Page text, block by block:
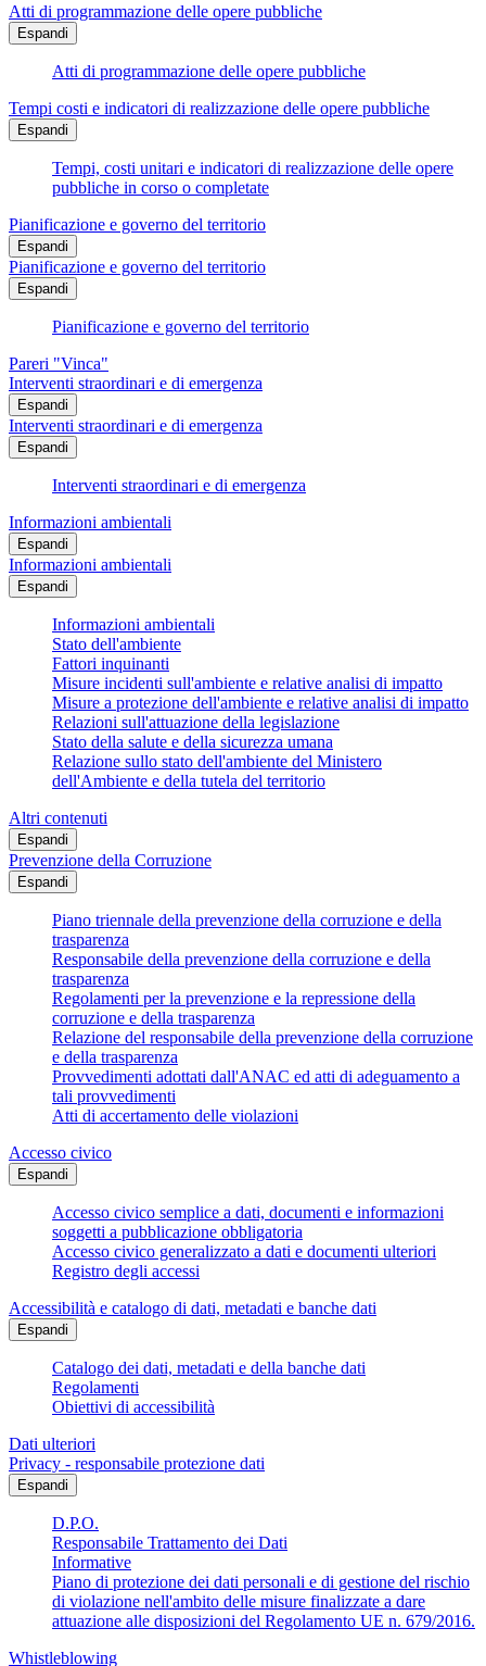
Atti di programmazione delle opere pubbliche
Espandi
Atti di programmazione delle opere pubbliche
Tempi costi e indicatori di realizzazione delle opere pubbliche
Espandi
Tempi, costi unitari e indicatori di realizzazione delle opere
pubbliche in corso o completate
Pianificazione e governo del territorio
Espandi
Pianificazione e governo del territorio
Espandi
Pianificazione e governo del territorio
Pareri "Vinca"
Interventi straordinari e di emergenza
Espandi
Interventi straordinari e di emergenza
Espandi
Interventi straordinari e di emergenza
Informazioni ambientali
Espandi
Informazioni ambientali
Espandi
Informazioni ambientali
Stato dell'ambiente
Fattori inquinanti
Misure incidenti sull'ambiente e relative analisi di impatto
Misure a protezione dell'ambiente e relative analisi di impatto
Relazioni sull'attuazione della legislazione
Stato della salute e della sicurezza umana
Relazione sullo stato dell'ambiente del Ministero
dell'Ambiente e della tutela del territorio
Altri contenuti
Espandi
Prevenzione della Corruzione
Espandi
Piano triennale della prevenzione della corruzione e della
trasparenza
Responsabile della prevenzione della corruzione e della
trasparenza
Regolamenti per la prevenzione e la repressione della
corruzione e della trasparenza
Relazione del responsabile della prevenzione della corruzione
e della trasparenza
Provvedimenti adottati dall'ANAC ed atti di adeguamento a
tali provvedimenti
Atti di accertamento delle violazioni
Accesso civico
Espandi
Accesso civico semplice a dati, documenti e informazioni
soggetti a pubblicazione obbligatoria
Accesso civico generalizzato a dati e documenti ulteriori
Registro degli accessi
Accessibilità e catalogo di dati, metadati e banche dati
Espandi
Catalogo dei dati, metadati e della banche dati
Regolamenti
Obiettivi di accessibilità
Dati ulteriori
Privacy - responsabile protezione dati
Espandi
D.P.O.
Responsabile Trattamento dei Dati
Informative
Piano di protezione dei dati personali e di gestione del rischio
di violazione nell'ambito delle misure finalizzate a dare
attuazione alle disposizioni del Regolamento UE n. 679/2016.
Whistleblowing